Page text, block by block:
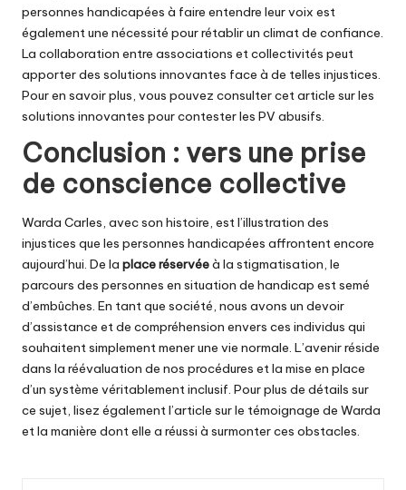
personnes handicapées à faire entendre leur voix est
également une nécessité pour rétablir un climat de confiance.
La collaboration entre associations et collectivités peut
apporter des solutions innovantes face à de telles injustices.
Pour en savoir plus, vous pouvez consulter cet article surles
solutions innovantes pour contester les PV abusifs
Conclusion : vers une prise
de conscience collective
Warda Carles, avec son histoire, est l’illustration des
injustices que les personnes handicapées affrontent encore
aujourd’hui. De la place réservéeà la stigmatisation, le
parcours des personnes en situation de handicap est semé
d’embûches. En tant que société, nous avons un devoir
d’assistance et de compréhension envers ces individus qui
souhaitent simplement mener une vie normale. L’avenir réside
dans la réévaluation de nos procédures et la mise en place
d’un système véritablement inclusif. Pour plus de détails sur
ce sujet, lisez également l’article surle témoignage de Warda
et la manière dont elle a réussi à surmonter ces obstacles.